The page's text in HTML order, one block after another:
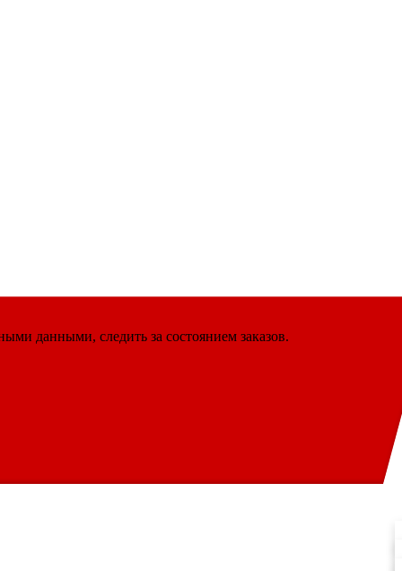
данными, следить за состоянием заказов.